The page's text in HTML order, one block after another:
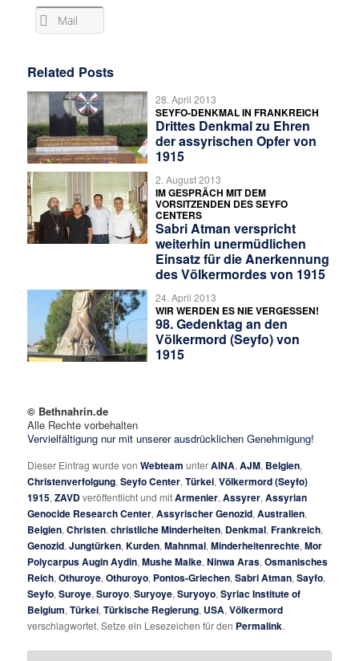
Mail
Related Posts
28. April 2013
SEYFO-DENKMAL IN FRANKREICH
Drittes Denkmal zu Ehren
der assyrischen Opfer von
1915
2. August 2013
IM GESPRÄCH MIT DEM
VORSITZENDEN DES SEYFO
CENTERS
Sabri Atman verspricht
weiterhin unermüdlichen
Einsatz für die Anerkennung
des Völkermordes von 1915
24. April 2013
WIR WERDEN ES NIE VERGESSEN!
98. Gedenktag an den
Völkermord (Seyfo) von
1915
© Bethnahrin.de
Alle Rechte vorbehalten
Vervielfältigung nur mit unserer ausdrücklichen Genehmigung!
Dieser Eintrag wurde vonWebteam unterAINA,AJM, Belgien,
Christenverfolgung,Seyfo Center,Türkei,Völkermord (Seyfo)
1915,ZAVDveröffentlicht und mitArmenier,Assyrer,Assyrian
Genocide Research Center,Assyrischer Genozid,Australien,
Belgien,Christen,christliche Minderheiten, Denkmal,Frankreich,
Genozid,Jungtürken,Kurden,Mahnmal,Minderheitenrechte,Mor
Polycarpus Augin Aydin,Mushe Malke,Ninwa Aras,Osmanisches
Reich,Othuroye,Othuroyo, Pontos-Griechen,Sabri Atman,Sayfo,
Seyfo,Suroye,Suroyo,Suryoye,Suryoyo,Syriac Institute of
Belgium,Türkei,Türkische Regierung, USA,Völkermord
verschlagwortet. Setze ein Lesezeichen für den Permalink.